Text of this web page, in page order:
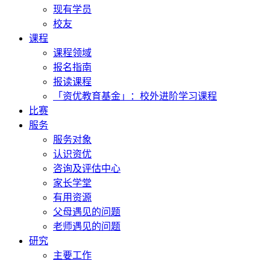
现有学员
校友
课程
课程领域
报名指南
报读课程
「资优教育基金」：校外进阶学习课程
比赛
服务
服务对象
认识资优
咨询及评估中心
家长学堂
有用资源
父母遇见的问题
老师遇见的问题
研究
主要工作